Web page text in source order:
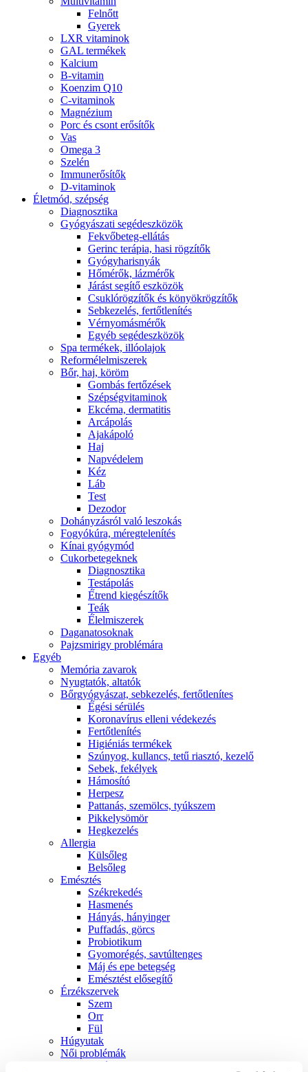
Felnőtt
Gyerek
LXR vitaminok
GAL termékek
Kalcium
B-vitamin
Koenzim Q10
C-vitaminok
Magnézium
Porc és csont erősítők
Vas
Omega 3
Szelén
Immunerősítők
D-vitaminok
Életmód, szépség
Diagnosztika
Gyógyászati segédeszközök
Fekvőbeteg-ellátás
Gerinc terápia, hasi rögzítők
Gyógyharisnyák
Hőmérők, lázmérők
Járást segítő eszközök
Csuklórögzítők és könyökrögzítők
Sebkezelés, fertőtlenítés
Vérnyomásmérők
Egyéb segédeszközök
Spa termékek, illóolajok
Reformélelmiszerek
Bőr, haj, köröm
Gombás fertőzések
Szépségvitaminok
Ekcéma, dermatitis
Arcápolás
Ajakápoló
Haj
Napvédelem
Kéz
Láb
Test
Dezodor
Dohányzásról való leszokás
Fogyókúra, méregtelenítés
Kínai gyógymód
Cukorbetegeknek
Diagnosztika
Testápolás
É́trend kiegészítők
Teák
É́lelmiszerek
Daganatosoknak
Pajzsmirigy problémára
Egyéb
Memória zavarok
Nyugtatók, altatók
Bőrgyógyászat, sebkezelés, fertőtlenítes
É́gési sérülés
Koronavírus elleni védekezés
Fertőtlenítés
Higiéniás termékek
Szúnyog, kullancs, tetű riasztó, kezelő
Sebek, fekélyek
Hámosító
Herpesz
Pattanás, szemölcs, tyúkszem
Pikkelysömör
Hegkezelés
Allergia
Külsőleg
Belsőleg
Emésztés
Székrekedés
Hasmenés
Hányás, hányinger
Puffadás, görcs
Probiotikum
Gyomorégés, savtúltenges
Máj és epe betegség
Emésztést elősegítő
Érzékszervek
Szem
Orr
Fül
Húgyutak
Női problémák
Betétek, tamponok